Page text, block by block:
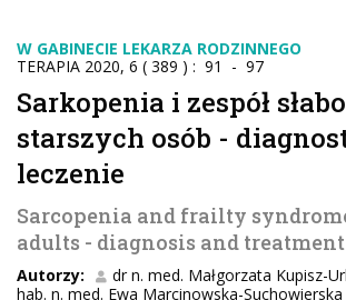
W GABINECIE LEKARZA RODZINNEGO
TERAPIA 2020, 6 ( 389 ) : 91 - 97
Sarkopenia i zespół
starszych osób -
leczenie
Sarcopenia and frailty
adults - diagnosis and treatment
Autorzy: dr n. med. Małgorzata Kupisz-
hab. n. med. Ewa Marcinowska-Suchowierska